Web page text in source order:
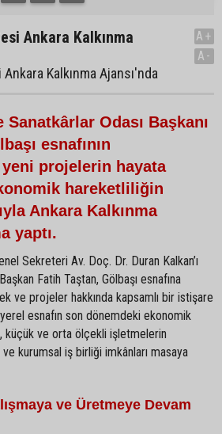
Ankara Kalkınma
Ankara Kalkınma Ajansı'nda
A+
A-
Sanatkârlar Odası Başkanı
esnafının
projelerin hayata
hareketliliğin
Ankara Kalkınma
yaptı.
Sekreteri Av. Doç. Dr. Duran Kalkan’ı
Fatih Taştan, Gölbaşı esnafına
ve projeler hakkında kapsamlı bir istişare
esnafın son dönemdeki ekonomik
küçük ve orta ölçekli işletmelerin
kurumsal iş birliği imkânları masaya
ve Üretmeye Devam